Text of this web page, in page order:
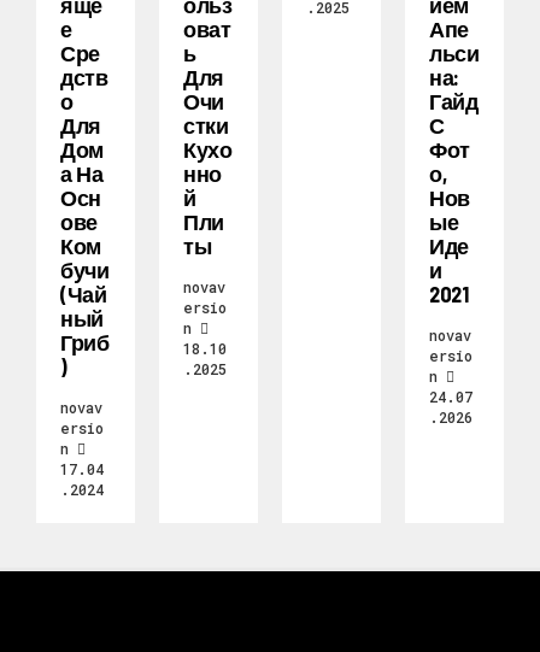
Е
Сре
Дств
О
Для
Дом
А На
Осн
Ове
Ком
Бучи
(чай
Ный
Гриб
)
novav
ersio
n
17.04
.2024
Оват
Ь
Для
Очи
Стки
Кухо
Нно
Й
Пли
Ты
novav
ersio
n
18.10
.2025
.2025
Апе
Льси
На:
Гайд
С
Фот
О,
Нов
Ые
Иде
И
2021
novav
ersio
n
24.07
.2026